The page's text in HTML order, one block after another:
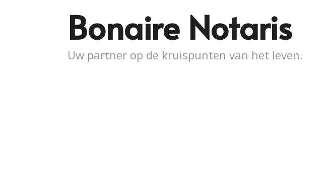
Bonaire Notaris
Uw partner op de kruispunten van het leven.